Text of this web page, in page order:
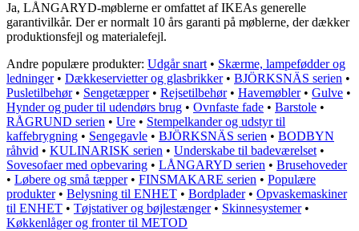
Ja, LÅNGARYD-møblerne er omfattet af IKEAs generelle
garantivilkår. Der er normalt 10 års garanti på møblerne, der dækker
produktionsfejl og materialefejl.
Andre populære produkter: Udgår snart • Skærme, lampefødder og
ledninger• Dækkeservietter og glasbrikker• BJÖRKSNÄS serien •
Pusletilbehør• Sengetæpper• Rejsetilbehør• Havemøbler• Gulve •
Hynder og puder til udendørs brug • Ovnfaste fade • Barstole •
RÅGRUND serien • Ure • Stempelkander og udstyr til
kaffebrygning • Sengegavle • BJÖRKSNÄS serien • BODBYN
råhvid • KULINARISK serien • Underskabe til badeværelset •
Sovesofaer med opbevaring • LÅNGARYD serien • Brusehoveder
• Løbere og små tæpper• FINSMAKARE serien • Populære
produkter• Belysning til ENHET • Bordplader• Opvaskemaskiner
til ENHET • Tøjstativer og bøjlestænger• Skinnesystemer•
Køkkenlåger og fronter til METOD